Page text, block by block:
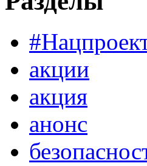
акции
акция
анонс